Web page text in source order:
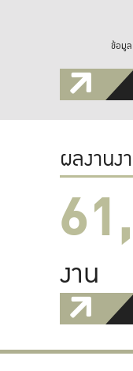
ข้อมู
ผลงาน
งาน